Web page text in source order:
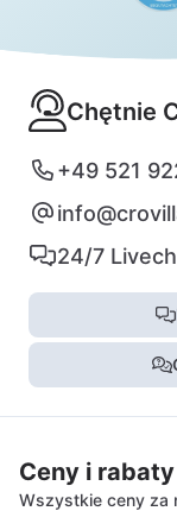
Chętnie
+49 521
24/7
Ceny i rabaty
Wszystkie ceny za